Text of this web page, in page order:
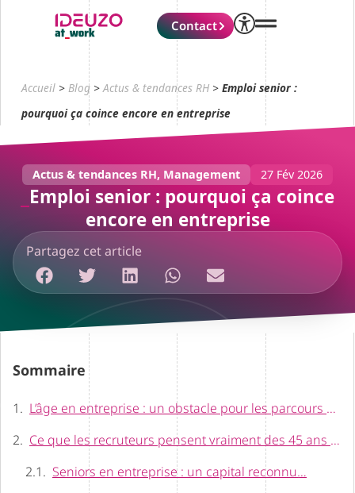
Contact
Accueil > Blog >Actus & tendances RH >Emploi senior :
pourquoi ça coince encore en entreprise
Actus & tendances RH, Management 27 Fév 2026
Emploi senior : pourquoi ça coince
encore en entreprise
Partagez cet article
Sommaire
L’âge en entreprise : un obstacle pour les parcours professionnels ?
Ce que les recruteurs pensent vraiment des 45 ans et plus
Seniors en entreprise : un capital reconnu…